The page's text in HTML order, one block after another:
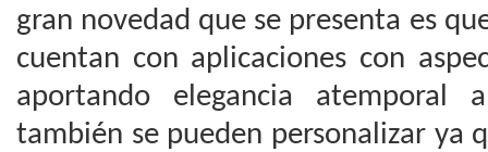
gran novedad que se presenta es
cuentan con aplicaciones con
aportando elegancia atemporal
también se pueden personalizar ya